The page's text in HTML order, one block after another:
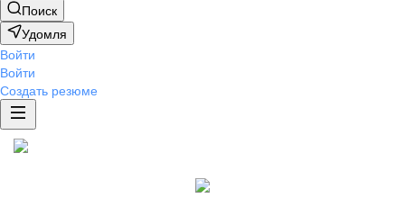
Поиск
Удомля
Войти
Войти
Создать резюме